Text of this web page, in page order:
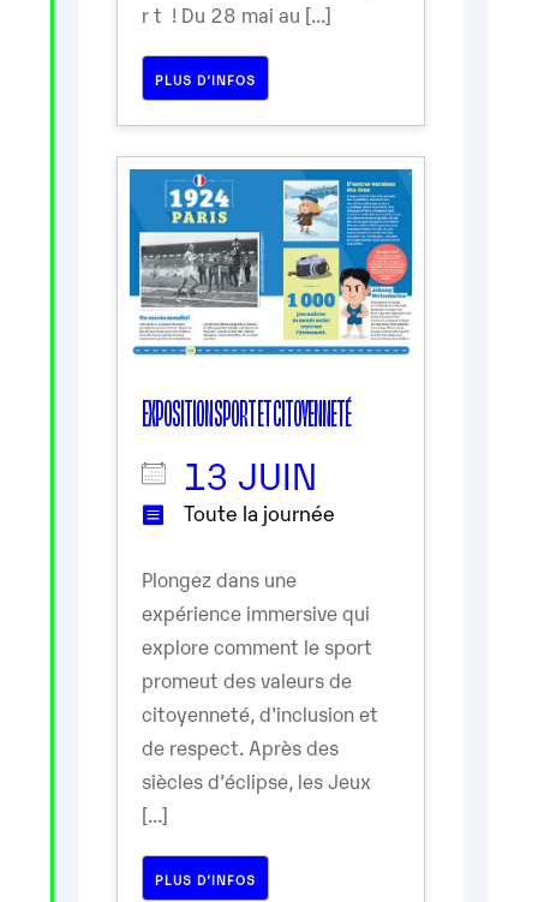
r t ! Du 28 mai au [...]
PLUS D’INFOS
EXPOSITION SPORT ET CITOYENNETÉ
13 JUIN
Toute la journée
Plongez dans une
expérience immersive qui
explore comment le sport
promeut des valeurs de
citoyenneté, d'inclusion et
de respect. Après des
siècles d’éclipse, les Jeux
[...]
PLUS D’INFOS